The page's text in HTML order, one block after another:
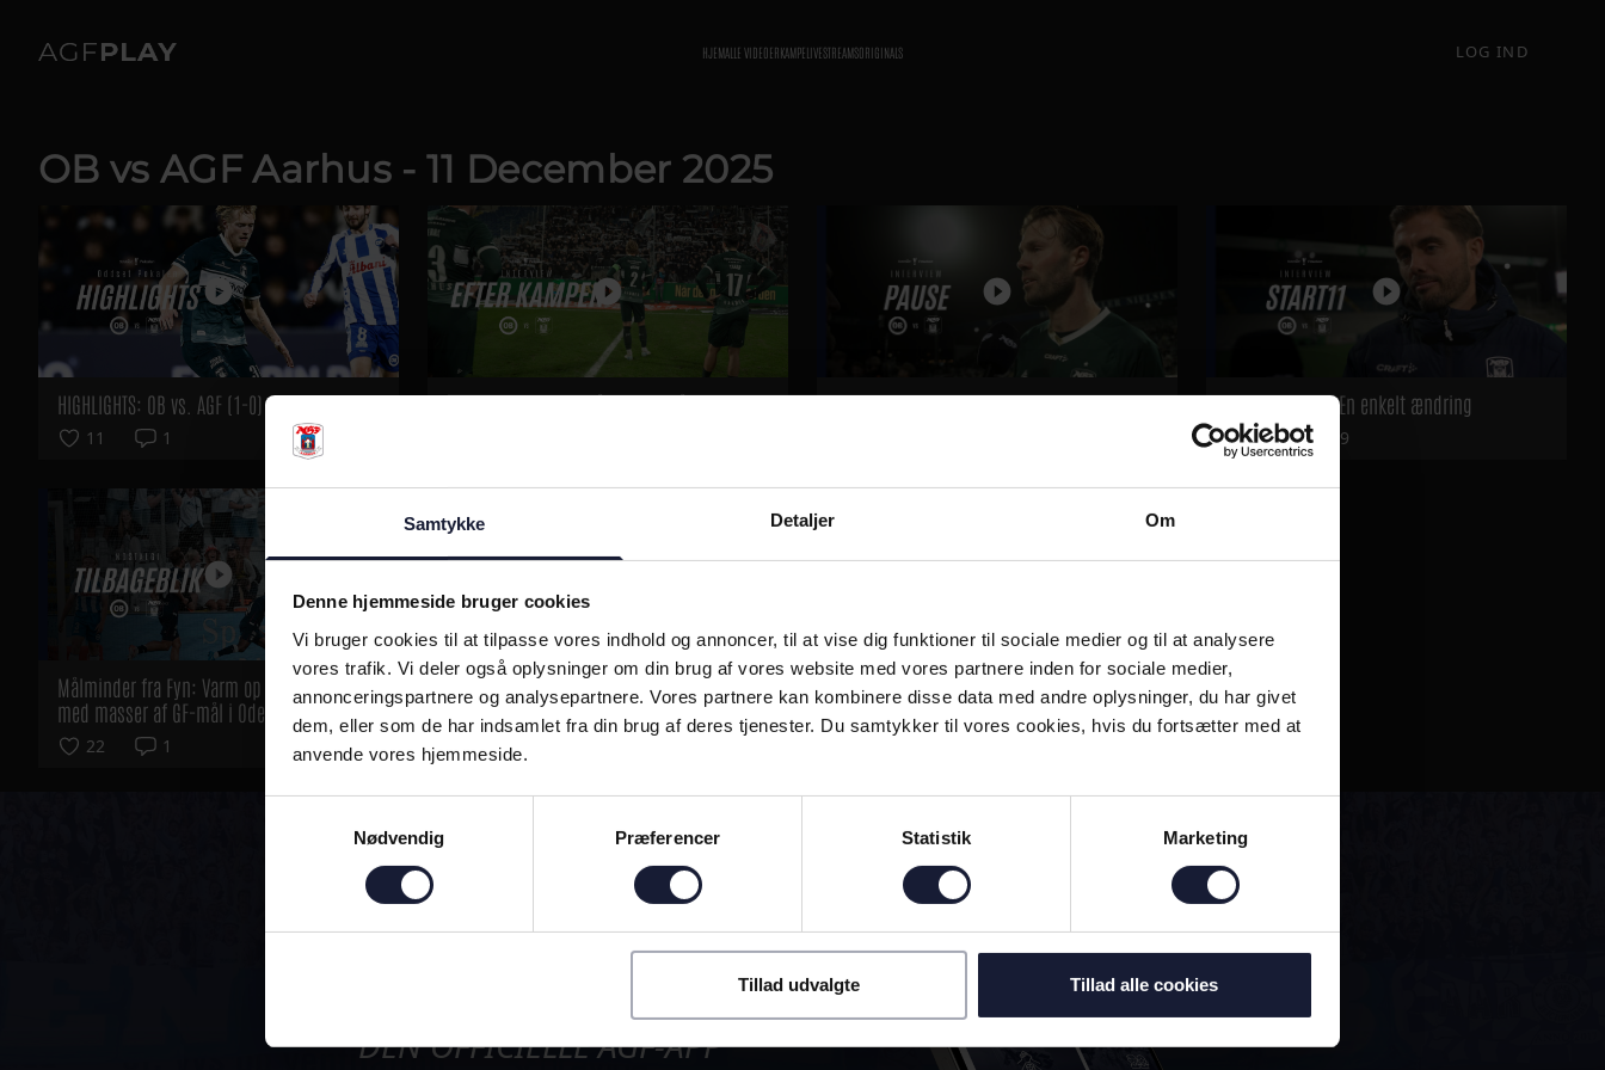
Samtykke Detaljer Om
Denne hjemmeside bruger cookies
Vi bruger cookies til at tilpasse vores indhold og annoncer, til at vise dig funktioner til sociale medier og til at analysere
vores trafik. Vi deler også oplysninger om din brug af vores website med vores partnere inden for sociale medier,
annonceringspartnere og analysepartnere. Vores partnere kan kombinere disse data med andre oplysninger, du har givet
dem, eller som de har indsamlet fra din brug af deres tjenester. Du samtykker til vores cookies, hvis du fortsætter med at
anvende vores hjemmeside.
Nødvendig
Præferencer Statistik Marketing
Tillad udvalgte Tillad alle cookies
HJEMALLE VIDEOERKAMPELIVESTREAMSORIGINALS LOG IND
OB vs AGF Aarhus - 11 December 2025
HIGHLIGHTS: OB vs. AGF (1-0)
11 1
Efter Kampen: Alle på stadion på søndag! Patrick i pausen: Vi skal være skarpere START 11'eren - En enkelt ændring
30 19
Målminder fra Fyn: Varm op til kvartfinalen
med masser af GF-mål i Odense
22 1
Til Fyn med selvtillid: Serra ser frem mod
første kvartfinale
26
ALTID MED!
DEN OFFICIELLE AGF-APP